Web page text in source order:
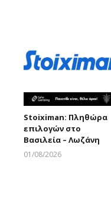
Stoiximan: Πληθώρα
επιλογών στο
Βασιλεία – Λωζάνη
01/08/2026